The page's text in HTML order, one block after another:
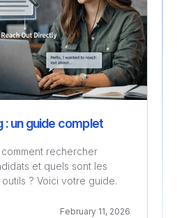
: un guide complet
rechercher
et quels sont les
? Voici votre guide.
February 11, 2026